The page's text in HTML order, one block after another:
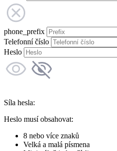
phone_prefix
Telefonní číslo
Heslo
Síla hesla:
Heslo musí obsahovat:
8 nebo více znaků
Velká a malá písmena